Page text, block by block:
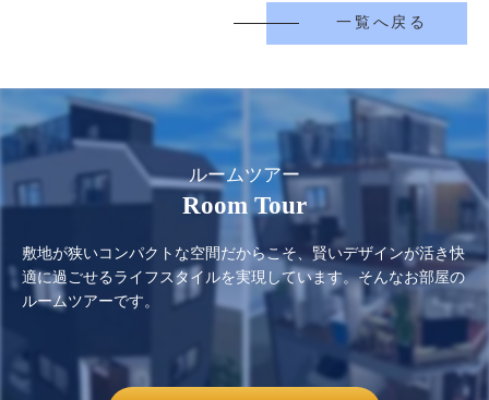
一覧へ戻る
ルームツアー
Room Tour
敷地が狭いコンパクトな空間だからこそ、賢いデザインが活き快
適に過ごせるライフスタイルを実現しています。そんなお部屋の
ルームツアーです。